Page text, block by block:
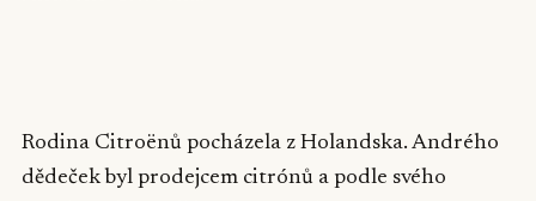
Rodina Citroënů pocházela z Holandska. Andrého
dědeček byl prodejcem citrónů a podle svého